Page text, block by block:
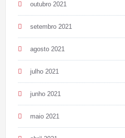
outubro 2021
setembro 2021
agosto 2021
julho 2021
junho 2021
maio 2021